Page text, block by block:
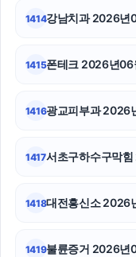
1414강남치과 2026년
1415폰테크 2026년06
1416광교피부과 2026
1417서초구하수구막
1418대전흥신소 2026
1419불륜증거 2026년